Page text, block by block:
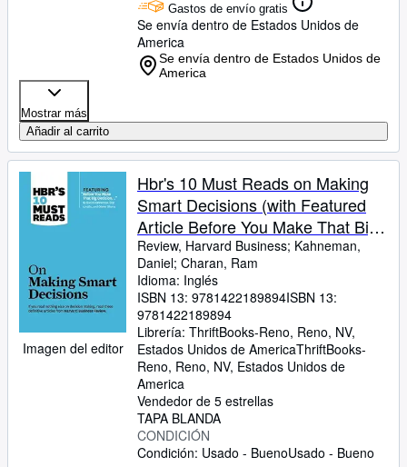
Gastos de envío gratis
Se envía dentro de Estados Unidos de
America
Se envía dentro de Estados Unidos de
America
Mostrar más
Añadir al carrito
Imagen del editor
Hbr's 10 Must Reads on Making
Smart Decisions (with Featured
Article Before You Make That Big
Decision. by Daniel Kahneman,
Dan Lovallo, and Olivier
Review, Harvard Business; Kahneman,
Daniel; Charan, Ram
Idioma: Inglés
ISBN 13: 9781422189894ISBN 13:
9781422189894
Librería: ThriftBooks-Reno, Reno, NV,
Estados Unidos de AmericaThriftBooks-
Reno, Reno, NV, Estados Unidos de
America
Vendedor de 5 estrellas
TAPA BLANDA
CONDICIÓN
Condición: Usado - BuenoUsado - Bueno